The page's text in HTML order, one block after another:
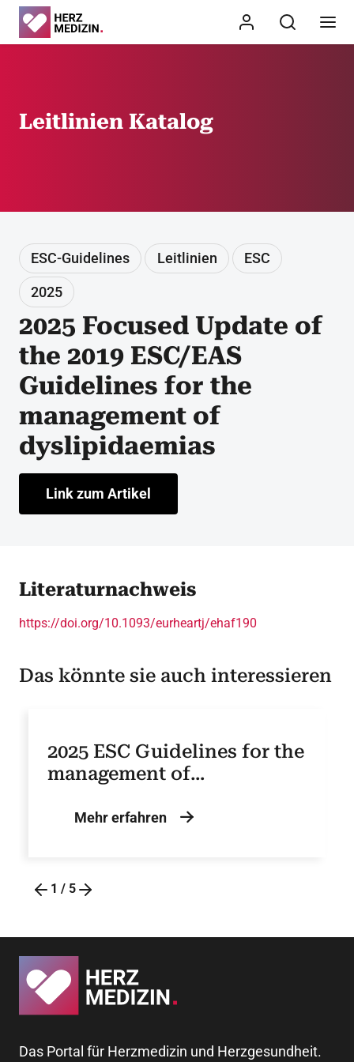
Leitlinien Katalog
ESC-Guidelines Leitlinien ESC
2025
2025 Focused Update of
the 2019 ESC/EAS
Guidelines for the
management of
dyslipidaemias
Link zum Artikel
Literaturnachweis
https://doi.org/10.1093/eurheartj/ehaf190
Das könnte sie auch interessieren
2025 ESC Guidelines for the
management of
pregnancy
Mehr erfahren
1 / 5
Das Portal für Herzmedizin und Herzgesundheit.